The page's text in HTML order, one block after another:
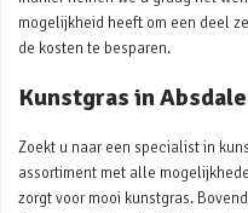
mogelijkheid heeft om een deel
de kosten te besparen.
Kunstgras in Absdale
Zoekt u naar een specialist in
assortiment met alle
zorgt voor mooi kunstgras.